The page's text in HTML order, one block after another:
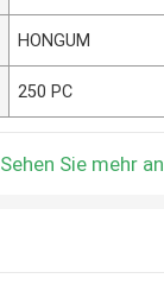
HONGUM
250 PC
Sehen Sie mehr an